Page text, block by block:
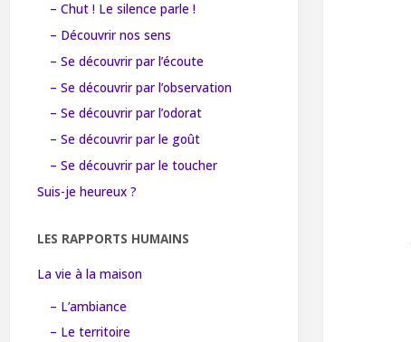
– Chut ! Le silence parle !
– Découvrir nos sens
– Se découvrir par l’écoute
– Se découvrir par l’observation
– Se découvrir par l’odorat
– Se découvrir par le goût
– Se découvrir par le toucher
Suis-je heureux ?
LES RAPPORTS HUMAINS
La vie à la maison
– L’ambiance
– Le territoire